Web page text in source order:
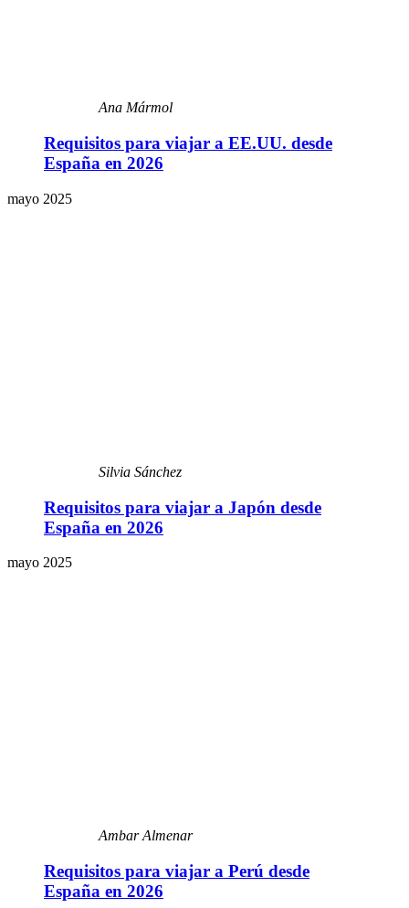
Ana Mármol
Requisitos para viajar a EE.UU. desde
España en 2026
mayo 2025
Silvia Sánchez
Requisitos para viajar a Japón desde
España en 2026
mayo 2025
Ambar Almenar
Requisitos para viajar a Perú desde
España en 2026